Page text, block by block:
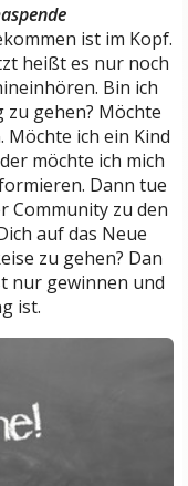
ist im Kopf.
heißt es nur noch
Bin ich
gehen? Möchte
Möchte ich ein Kind
möchte ich mich
Dann tue
Community zu den
auf das Neue
zu gehen? Dan
nur gewinnen und
ist.